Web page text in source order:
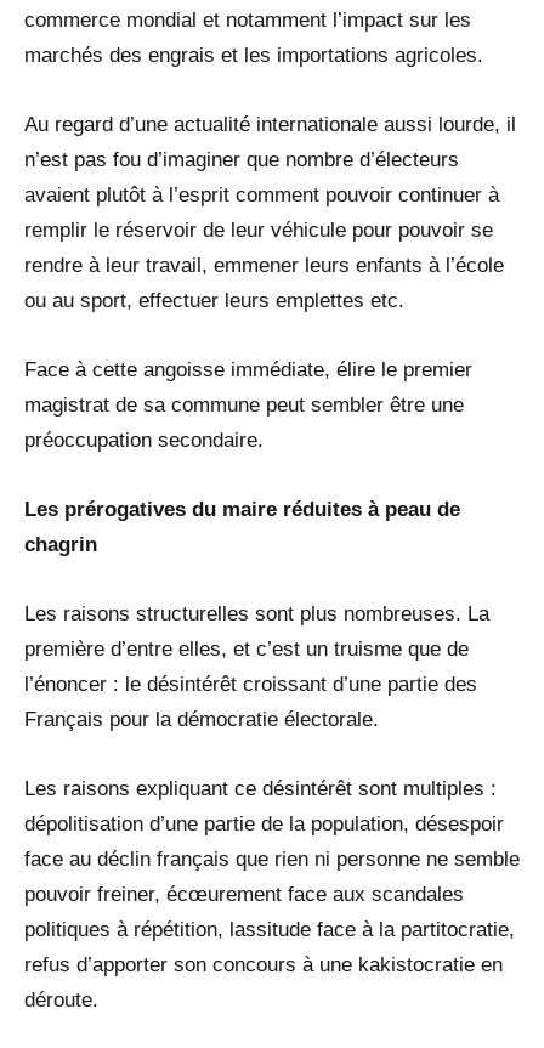
commerce mondial et notamment l’impact sur les
marchés des engrais et les importations agricoles.
Au regard d’une actualité internationale aussi lourde, il
n’est pas fou d’imaginer que nombre d’électeurs
avaient plutôt à l’esprit comment pouvoir continuer à
remplir le réservoir de leur véhicule pour pouvoir se
rendre à leur travail, emmener leurs enfants à l’école
ou au sport, effectuer leurs emplettes etc.
Face à cette angoisse immédiate, élire le premier
magistrat de sa commune peut sembler être une
préoccupation secondaire.
Les prérogatives du maire réduites à peau de
chagrin
Les raisons structurelles sont plus nombreuses. La
première d’entre elles, et c’est un truisme que de
l’énoncer : le désintérêt croissant d’une partie des
Français pour la démocratie électorale.
Les raisons expliquant ce désintérêt sont multiples :
dépolitisation d’une partie de la population, désespoir
face au déclin français que rien ni personne ne semble
pouvoir freiner, écœurement face aux scandales
politiques à répétition, lassitude face à la partitocratie,
refus d’apporter son concours à une kakistocratie en
déroute.